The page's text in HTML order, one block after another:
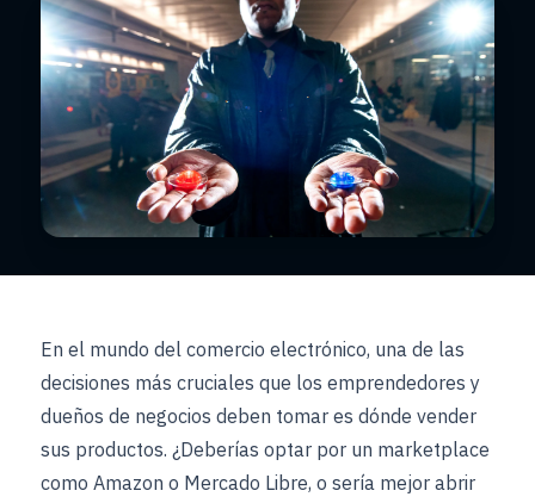
En el mundo del comercio electrónico, una de las
decisiones más cruciales que los emprendedores y
dueños de negocios deben tomar es dónde vender
sus productos. ¿Deberías optar por un marketplace
como Amazon o Mercado Libre, o sería mejor abrir